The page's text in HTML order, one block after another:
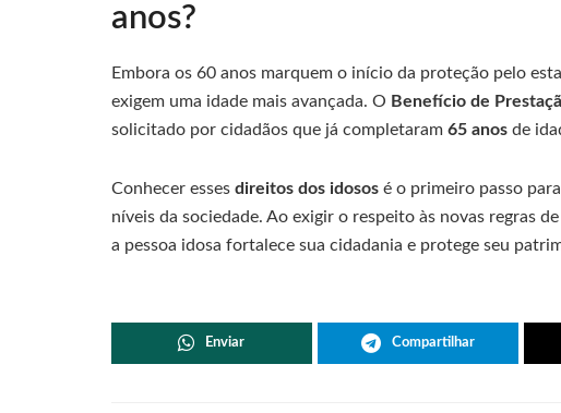
anos?
Embora os 60 anos marquem o início da proteção pelo
exigem uma idade mais avançada. O Benefício de
solicitado por cidadãos que já completaram 65 anos de
Conhecer esses direitos dos idosos é o primeiro passo
níveis da sociedade. Ao exigir o respeito às novas regras
a pessoa idosa fortalece sua cidadania e protege seu
Enviar Compartilhar